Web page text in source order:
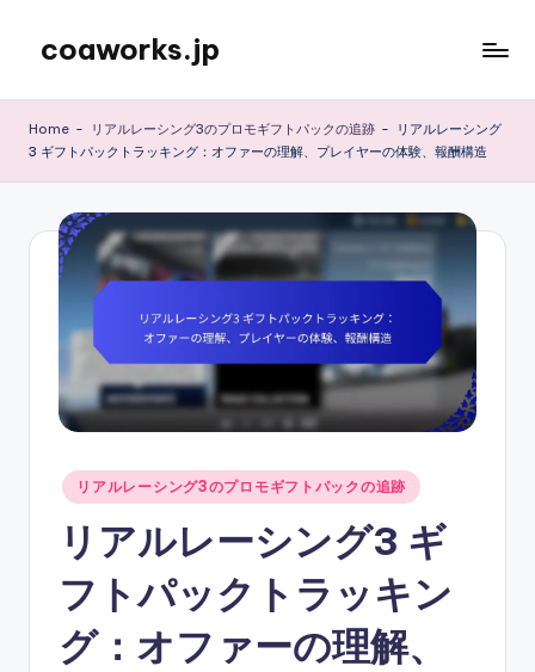
content
coaworks.jp
Home - リアルレーシング3のプロモギフトパックの追跡 -
リアルレーシング
3 ギフトパックトラッキング：オファーの理解、プレイヤーの体験、報酬構造
Posted
in
リアルレーシング3のプロモギフトパックの追跡
リアルレーシング3 ギ
フトパックトラッキン
グ：オファーの理解、